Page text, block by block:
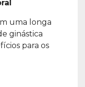
uma longa
ginástica
para os